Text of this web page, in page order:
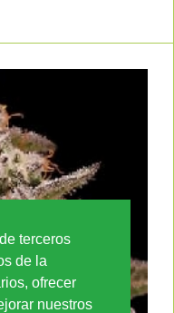
terceros
de la
ofrecer
nuestros